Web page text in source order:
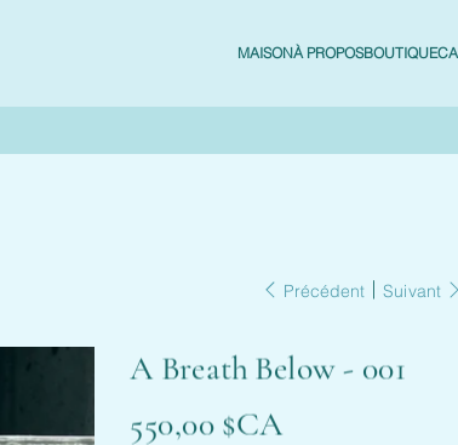
MAISONÀ PROPOSBOUTIQUE
Précédent Suivant
A Breath Below - 001
550,00 $CA